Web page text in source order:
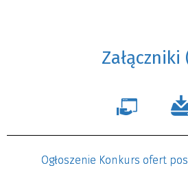
Załączniki
Ogłoszenie Konkurs ofert